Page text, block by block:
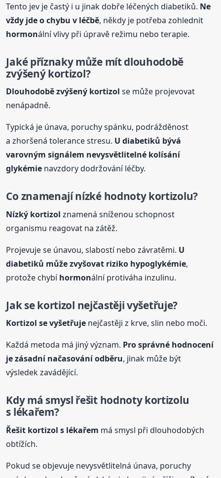
Tento jev je častý i u jinak dobře léčených diabetiků. Ne
vždy jde o chybu v léčbě, někdy je potřeba zohlednit
hormonální vlivy při úpravě režimu nebo terapie.
Jaké příznaky může mít dlouhodobě
zvýšenýkortizol?
Dlouhodobě zvýšený kortizol se může projevovat
nenápadně.
Typická je únava, poruchy spánku, podrážděnost
a zhoršená tolerance stresu. U diabetiků bývá
varovným signálem nevysvětlitelné kolísání
glykémie navzdory dodržování léčby.
Co znamenají nízké hodnotykortizolu?
Nízký kortizol znamená sníženou schopnost
organismu reagovat na zátěž.
Projevuje se únavou, slabostí nebo závratěmi. U
diabetiků může zvyšovat riziko hypoglykémie,
protože chybíhormonální protiváha inzulinu.
Jak sekortizol nejčastěji vyšetřuje?
Kortizol se vyšetřuje nejčastěji z krve, slin nebo moči.
Každá metoda má jiný význam. Pro správné hodnocení
je zásadní načasování odběru, jinak může být
výsledek zavádějící.
Kdy má smysl řešit hodnotykortizolu
s lékařem?
Řešit kortizol s lékařem má smysl při dlouhodobých
obtížích.
Pokud se objevuje nevysvětlitelná únava, poruchy